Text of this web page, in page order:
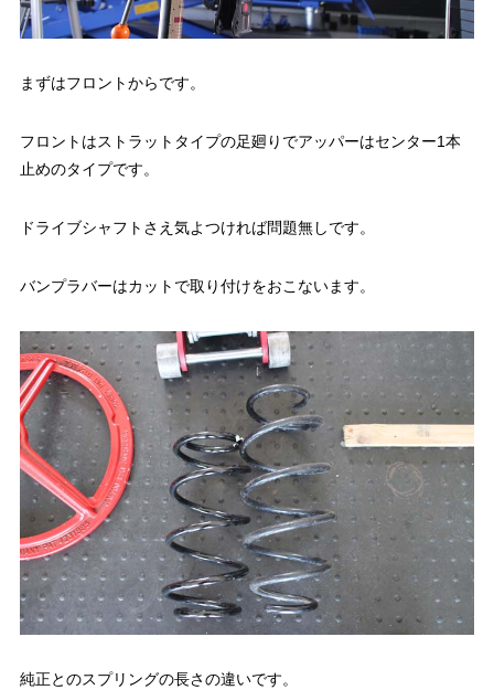
まずはフロントからです。
フロントはストラットタイプの足廻りでアッパーはセンター1本
止めのタイプです。
ドライブシャフトさえ気よつければ問題無しです。
バンプラバーはカットで取り付けをおこないます。
純正とのスプリングの長さの違いです。